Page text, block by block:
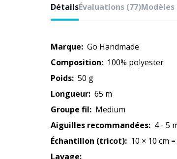
DétailsÉvaluations (77)Modèles
Marque:
Go Handmade
Composition:
100% polyester
Poids:
50 g
Longueur:
65 m
Groupe fil:
Medium
Aiguilles recommandées:
4 - 5
Échantillon (tricot): 10 × 10 cm =
Lavage: